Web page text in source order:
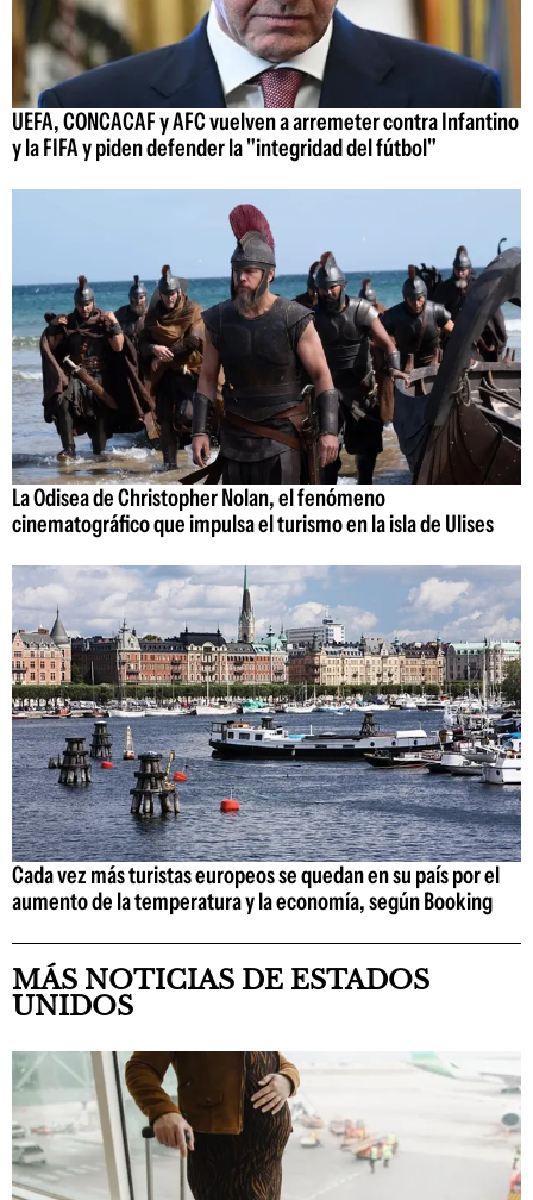
UEFA, CONCACAF y AFC vuelven a arremeter contra Infantino
y la FIFA y piden defender la "integridad del fútbol"
La Odisea de Christopher Nolan, el fenómeno
cinematográfico que impulsa el turismo en la isla de Ulises
Cada vez más turistas europeos se quedan en su país por el
aumento de la temperatura y la economía, según Booking
MÁS NOTICIAS DE ESTADOS
UNIDOS